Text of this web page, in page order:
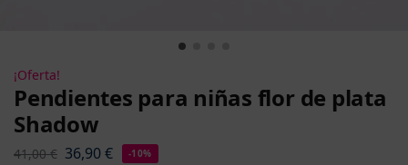
¡Oferta!
Pendientes para niñas flor de plata
Shadow
41,00€ 36,90€ -10%